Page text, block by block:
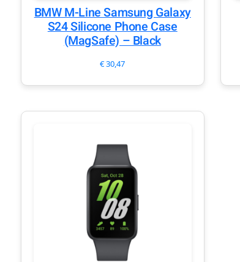
BMW M-Line Samsung Galaxy
S24 Silicone Phone Case
(MagSafe) – Black
€30,47